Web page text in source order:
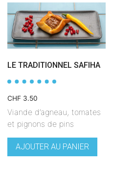
LE TRADITIONNEL SAFIHA
CHF 3.50
Viande d’agneau, tomates
et pignons de pins
AJOUTER AU PANIER